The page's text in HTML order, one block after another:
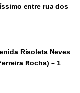
entre rua dos
Risoleta Neves
Rocha) – 1